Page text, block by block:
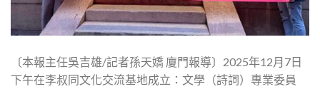
〔本報主任吳吉雄/記者孫天嬌 廈門報導〕2025年12月7日
下午在李叔同文化交流基地成立：文學（詩詞）專業委員